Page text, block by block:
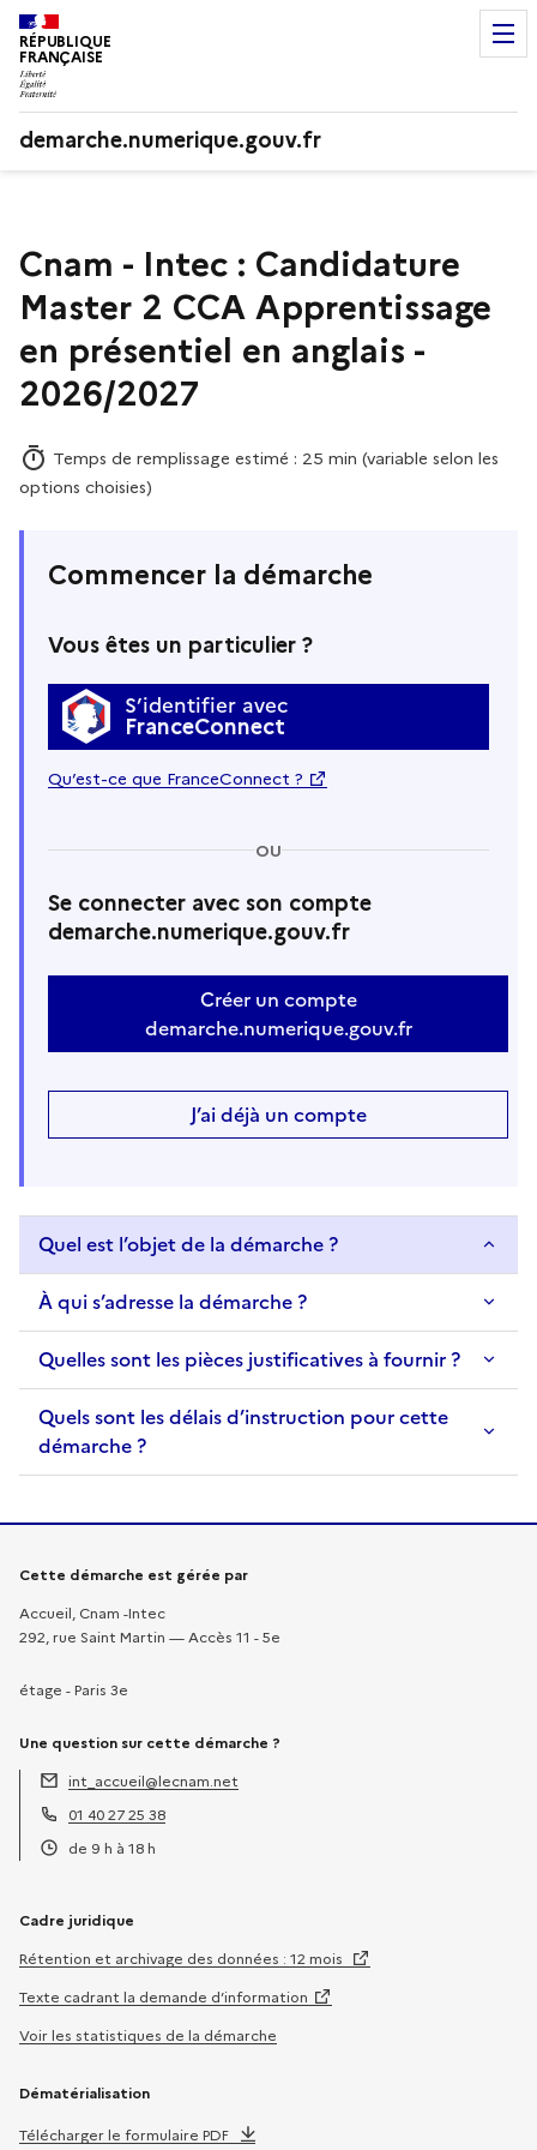
RÉPUBLIQUE
FRANÇAISE
demarche.numerique.gouv.fr
Cnam - Intec : Candidature
Master 2 CCA Apprentissage
en présentiel en anglais -
2026/2027
Temps de remplissage estimé : 25 min (variable selon les
options choisies)
Commencer la démarche
Vous êtes un particulier ?
S’identifier avec
FranceConnect
Qu’est-ce que FranceConnect ?
OU
Se connecter avec son compte
demarche.numerique.gouv.fr
Créer un compte
demarche.numerique.gouv.fr
J’ai déjà un compte
Quel est l’objet de la démarche ?
À qui s’adresse la démarche ?
Quelles sont les pièces justificatives à fournir ?
Quels sont les délais d’instruction pour cette
démarche ?
Informations sur la démarche
Cette démarche est gérée par
Accueil, Cnam -Intec
292, rue Saint Martin — Accès 11 - 5e
étage - Paris 3e
Une question sur cette démarche ?
Adresse électronique :
int_accueil@lecnam.net
Téléphone :
01 40 27 25 38
de 9 h à 18 h
Cadre juridique
Rétention et archivage des données : 12 mois
Texte cadrant la demande d’information
Voir les statistiques de la démarche
Dématérialisation
Télécharger le formulaire PDF